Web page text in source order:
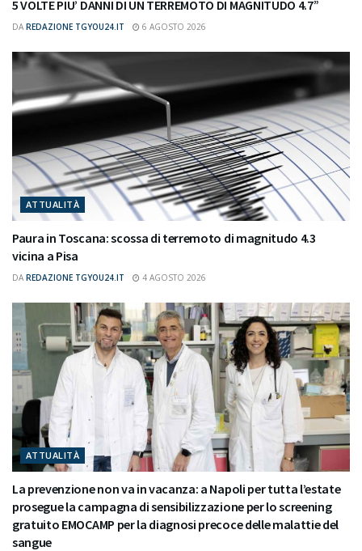
5 VOLTE PIU’ DANNI DI UN TERREMOTO DI MAGNITUDO 4.7”
DA REDAZIONE TGYOU24.IT 6 AGOSTO 2026
ATTUALITÀ
Paura in Toscana: scossa di terremoto di magnitudo 4.3
vicina a Pisa
DA REDAZIONE TGYOU24.IT 4 AGOSTO 2026
ATTUALITÀ
La prevenzione non va in vacanza: a Napoli per tutta l’estate
prosegue la campagna di sensibilizzazione per lo screening
gratuito EMOCAMP per la diagnosi precoce delle malattie del
sangue